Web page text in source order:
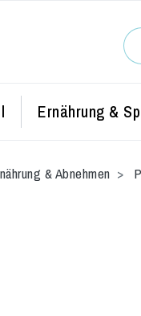
Ernährung &
& Abnehmen